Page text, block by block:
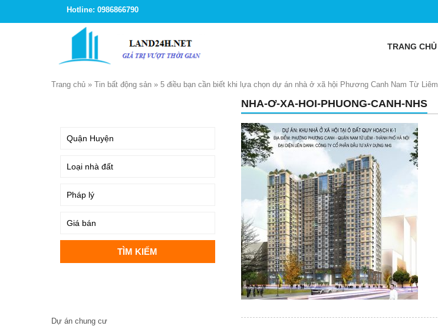
Hotline: 0986866790
TRANG CHỦ
Trang chủ » Tin bất động sản » 5 điều bạn cần biết khi lựa chọn dự án nhà ở xã hội Phương Canh Nam Từ Liêm
NHA-Ơ-XA-HOI-PHUONG-CANH-NHS
Dự án chung cư